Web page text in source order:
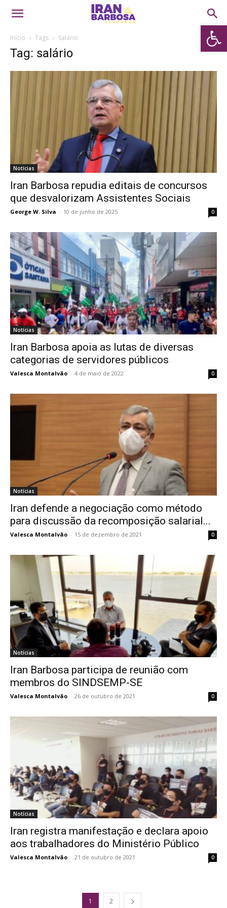
Abrir
Início Tags Salário
Tag: salário
Notícias
Iran Barbosa repudia editais de concursos
que desvalorizam Assistentes Sociais
George W. Silva - 10 de junho de 2025 0
Notícias
Iran Barbosa apoia as lutas de diversas
categorias de servidores públicos
Valesca Montalvão - 4 de maio de 2022 0
Notícias
Iran defende a negociação como método
para discussão da recomposição salarial...
Valesca Montalvão - 15 de dezembro de 2021 0
Notícias
Iran Barbosa participa de reunião com
membros do SINDSEMP-SE
Valesca Montalvão - 26 de outubro de 2021 0
Notícias
Iran registra manifestação e declara apoio
aos trabalhadores do Ministério Público
Valesca Montalvão - 21 de outubro de 2021 0
1 2